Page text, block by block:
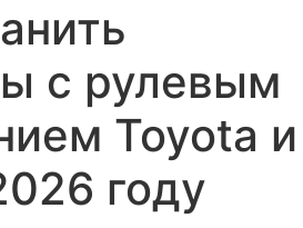
с рулевым
Toyota и
году